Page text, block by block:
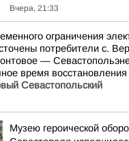
Вчера, 21:33
ограничения
потребители с.
—
время восстановления
Севастопольский
Музею героической